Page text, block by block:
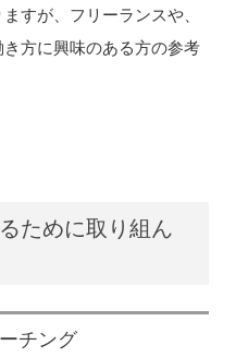
すが、フリーランスや、
方に興味のある方の参考
ために取り組ん
チング